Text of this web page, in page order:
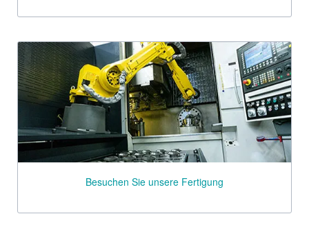
Besuchen Sie unsere Fertigung